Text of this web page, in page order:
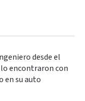
desde el
lo encontraron con
en su auto